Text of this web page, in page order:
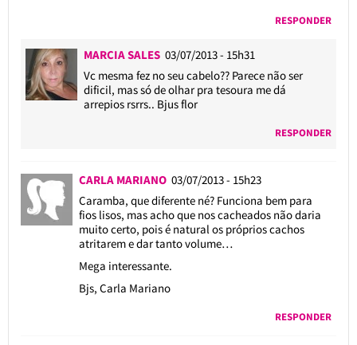
RESPONDER
MARCIA SALES 03/07/2013 - 15h31
Vc mesma fez no seu cabelo?? Parece não ser
dificil, mas só de olhar pra tesoura me dá
arrepios rsrrs.. Bjus flor
RESPONDER
CARLA MARIANO 03/07/2013 - 15h23
Caramba, que diferente né? Funciona bem para
fios lisos, mas acho que nos cacheados não daria
muito certo, pois é natural os próprios cachos
atritarem e dar tanto volume…
Mega interessante.
Bjs, Carla Mariano
RESPONDER